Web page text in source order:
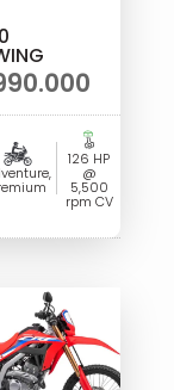
126 HP
@
5,500
rpm CV